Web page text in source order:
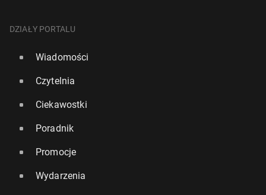
DZIAŁY PORTALU
Wiadomości
Czytelnia
Ciekawostki
Poradnik
Promocje
Wydarzenia